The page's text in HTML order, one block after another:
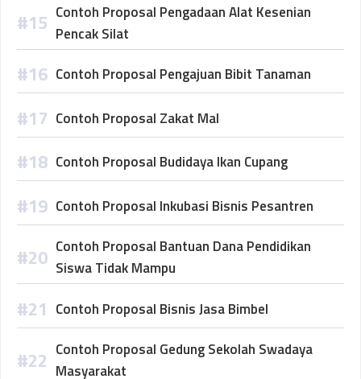
Contoh Proposal Pengadaan Alat Kesenian
Pencak Silat
Contoh Proposal Pengajuan Bibit Tanaman
Contoh Proposal Zakat Mal
Contoh Proposal Budidaya Ikan Cupang
Contoh Proposal Inkubasi Bisnis Pesantren
Contoh Proposal Bantuan Dana Pendidikan
Siswa Tidak Mampu
Contoh Proposal Bisnis Jasa Bimbel
Contoh Proposal Gedung Sekolah Swadaya
Masyarakat